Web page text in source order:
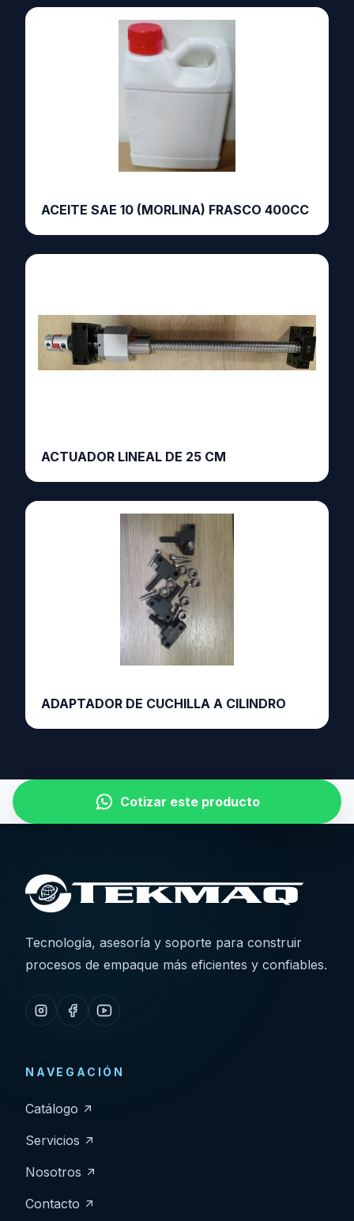
ACEITE SAE 10 (MORLINA) FRASCO 400CC
ACTUADOR LINEAL DE 25 CM
ADAPTADOR DE CUCHILLA A CILINDRO
Cotizar este producto
Tecnología, asesoría y soporte para construir
procesos de empaque más eficientes y confiables.
NAVEGACIÓN
Catálogo
Servicios
Nosotros
Contacto